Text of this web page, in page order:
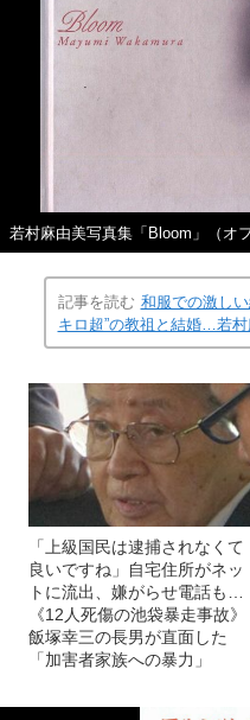
若村麻由美写真集「Bloom」（オ
記事を読む 和服での激し
キロ超”の教祖と結婚…若
「上級国民は逮捕されなくて
良いですね」自宅住所がネッ
トに流出、嫌がらせ電話も…
《12人死傷の池袋暴走事故》
飯塚幸三の長男が直面した
「加害者家族への暴力」